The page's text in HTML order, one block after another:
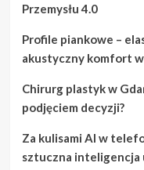
Przemysłu 4.0
Profile piankowe –
akustyczny komfort
Chirurg plastyk w
podjęciem decyzji?
Za kulisami AI w
sztuczna inteligencja